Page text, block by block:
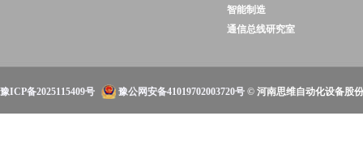
智能制造
通信总线研究室
豫ICP备2025115409号 豫公网安备41019702003720号 © 河南思维自动化设备股